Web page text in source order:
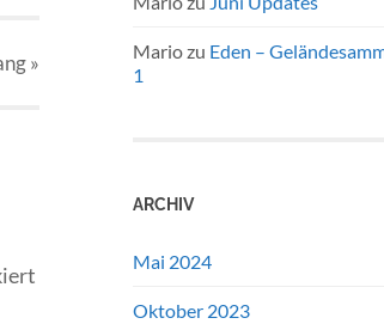
»
Mariozu Eden –
1
ARCHIV
Mai 2024
Oktober 2023